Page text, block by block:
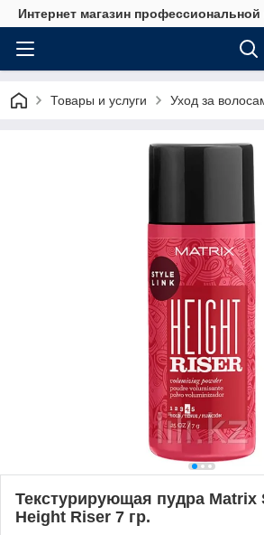
Интернет магазин
Товары и услуги Уход за
Текстурирующая пудра Matrix
Height Riser 7 гр.